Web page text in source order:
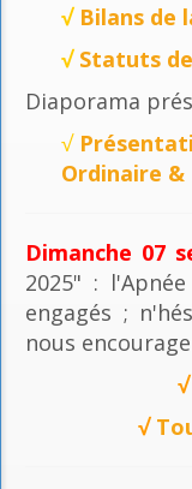
√ Bilans de
√ Statuts
Diaporama
√
Ordinaire
Dimanche 07
2025" :
engagés ;
nous
√
√